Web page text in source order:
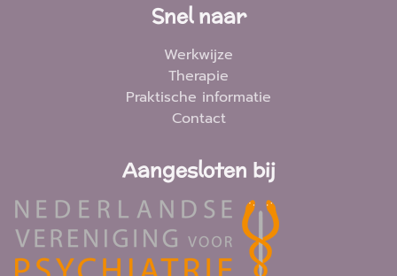
Snel naar
Werkwijze
Therapie
Praktische informatie
Contact
Aangesloten bij